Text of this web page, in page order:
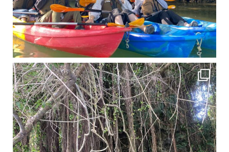
11月となり沖縄も寒くなってきましたが まだまだ沖縄は半袖です
この時期は、修学旅行